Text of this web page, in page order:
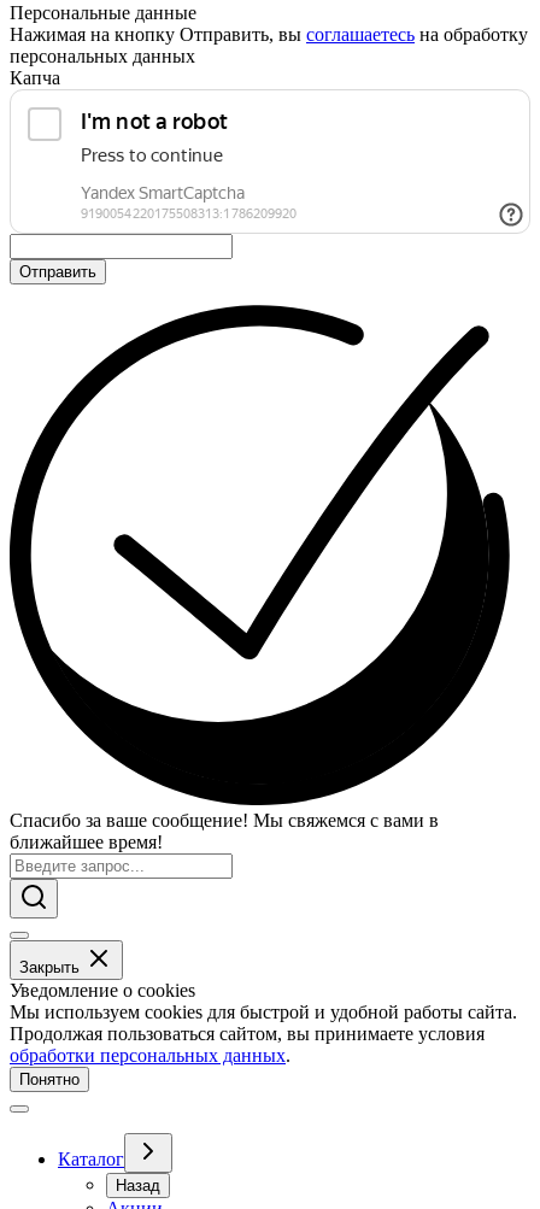
Персональные данные
Нажимая на кнопку Отправить, вы соглашаетесь на обработку
персональных данных
Капча
Отправить
Спасибо за ваше сообщение! Мы свяжемся с вами в
ближайшее время!
Закрыть
Уведомление о cookies
Мы используем cookies для быстрой и удобной работы сайта.
Продолжая пользоваться сайтом, вы принимаете условия
обработки персональных данных.
Понятно
Каталог
Назад